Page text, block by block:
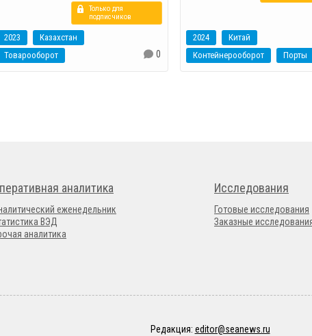
Только для
подписчиков
2023
Казахстан
Товарооборот
0
2024
Китай
Контейнерооборот
Порты
аналитика
еженедельник
ВЭД
аналитика
Исследования
Готовые исследования
Заказные
Редакция: editor@seanews.ru